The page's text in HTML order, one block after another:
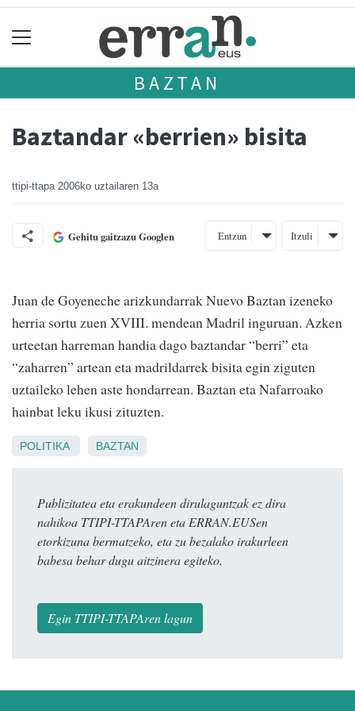
BAZTAN
Baztandar «berrien» bisita
ttipi-ttapa 2006ko uztailaren 13a
Gehitu gaitzazu Googlen Entzun Itzuli
Juan de Goyeneche arizkundarrak Nuevo Baztan izeneko
herria sortu zuen XVIII. mendean Madril inguruan. Azken
urteetan harreman handia dago baztandar “berri” eta
“zaharren” artean eta madrildarrek bisita egin ziguten
uztaileko lehen aste hondarrean. Baztan eta Nafarroako
hainbat leku ikusi zituzten.
POLITIKA BAZTAN
Publizitatea eta erakundeen dirulaguntzak ez dira
nahikoa TTIPI-TTAPAren eta ERRAN.EUSen
etorkizuna bermatzeko, eta zu bezalako irakurleen
babesa behar dugu aitzinera egiteko.
Egin TTIPI-TTAPAren lagun